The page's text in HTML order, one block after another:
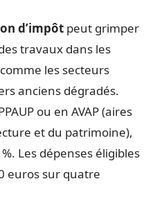
d’impôt peut grimper
travaux dans les
les secteurs
anciens dégradés.
ou en AVAP (aires
et du patrimoine),
Les dépenses éligibles
euros sur quatre